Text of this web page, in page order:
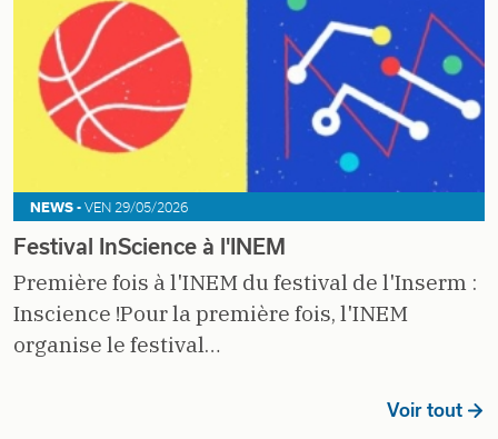
NEWS - VEN 29/05/2026
Festival InScience à l'INEM
Première fois à l'INEM du festival de l'Inserm :
Inscience !Pour la première fois, l'INEM
organise le festival…
Voir tout